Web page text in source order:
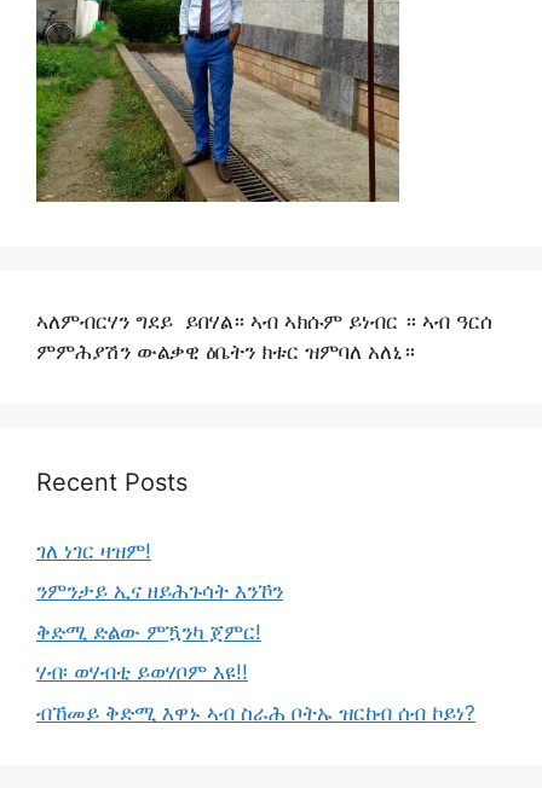
ኣለምብርሃን ግደይ ይበሃል። ኣብ ኣክሱም ይነብር ። ኣብ ዓርሰ
ምምሕያሽን ውልቃዊ ዕቤትን ክቱር ዝምባለ አለኒ።
Recent Posts
ገለ ነገር ዛዝም!
ንምንታይ ኢና ዘይሕጉሳት እንኾን
ቅድሚ ድልው ምዃንካ ጀምር!
ሃብ፡ ወሃብቲ ይወሃቦም እዩ!!
ብኸመይ ቅድሚ እዋኑ ኣብ ስራሕ ቦትኡ ዝርከብ ሰብ ኮይነ?